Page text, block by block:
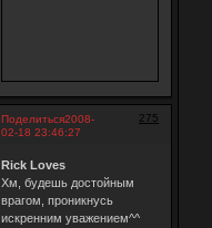
Поделиться 275
2008-
02-18 23:46:27
Rick Loves
Хм, будешь достойным
врагом, проникнусь
искренним уважением^^